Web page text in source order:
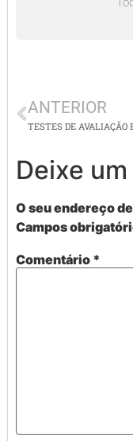
ANTERIOR
Deixe
O seu endereço
Campos
Comentário *